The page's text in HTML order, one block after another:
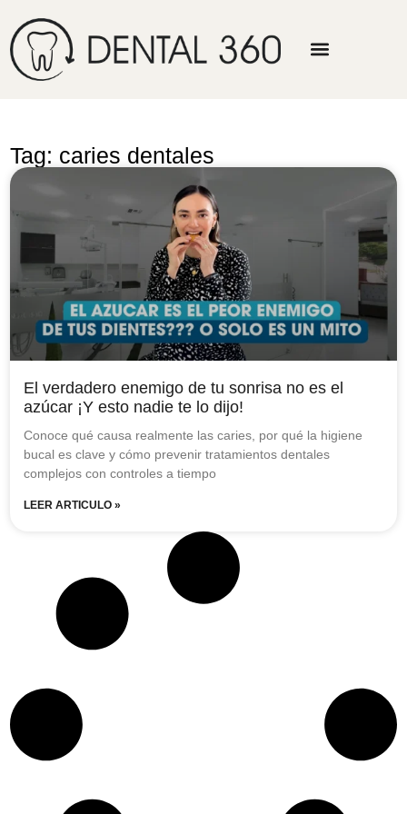
Tag: caries dentales
El verdadero enemigo de tu sonrisa no es el
azúcar ¡Y esto nadie te lo dijo!
Conoce qué causa realmente las caries, por qué la higiene
bucal es clave y cómo prevenir tratamientos dentales
complejos con controles a tiempo
LEER ARTICULO »